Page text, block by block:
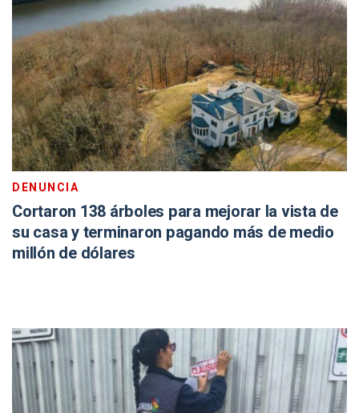
DENUNCIA
Cortaron 138 árboles para mejorar la vista de
su casa y terminaron pagando más de medio
millón de dólares